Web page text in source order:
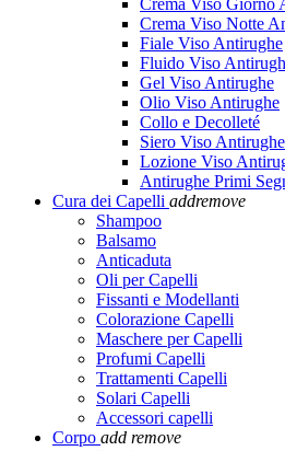
Crema Viso Giorno
Crema Viso Notte
Fiale Viso Antirughe
Fluido Viso
Gel Viso Antirughe
Olio Viso Antirughe
Collo e Decolleté
Siero Viso Antirughe
Lozione Viso
Antirughe Primi
Cura dei Capelli addremove
Shampoo
Balsamo
Anticaduta
Oli per Capelli
Fissanti e Modellanti
Colorazione Capelli
Maschere per Capelli
Profumi Capelli
Trattamenti Capelli
Solari Capelli
Accessori capelli
Corpo add remove